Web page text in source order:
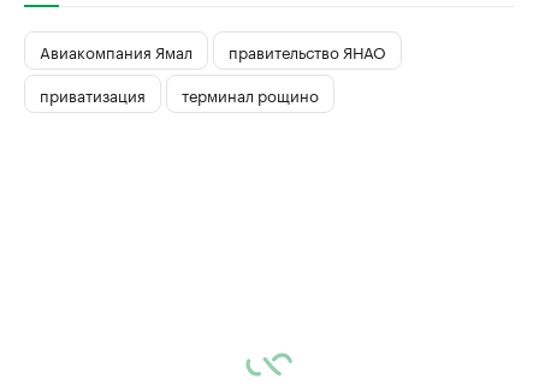
Авиакомпания Ямал
правительство ЯНАО
приватизация
терминал рощино